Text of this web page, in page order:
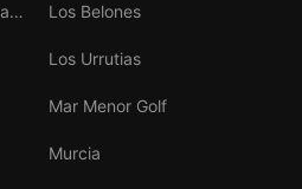
Los Belones
Los Urrutias
Mar Menor Golf
Murcia